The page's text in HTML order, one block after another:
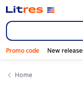
Promo code New
Home
Слайдер с книгами
Слайдер с книгами